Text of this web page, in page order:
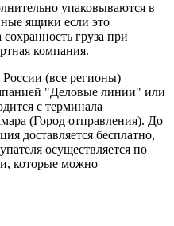
упаковываются в
ящики если это
груза при
компания.
(все регионы)
"Деловые линии" или
с терминала
(Город отправления). До
доставляется бесплатно,
осуществляется по
которые можно